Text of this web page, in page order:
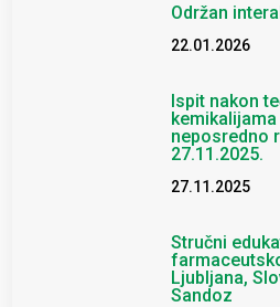
Održan
22.01.2026
Ispit nakon
neposredno
27.11.2025.
27.11.2025
Stručni
Ljubljana,
Sandoz